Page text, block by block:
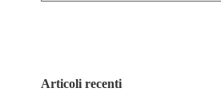
Articoli recenti